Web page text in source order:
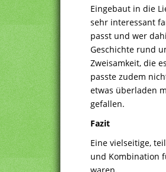
Eingebaut in die
sehr interessant
passt und wer
Geschichte rund
Zweisamkeit, die
passte zudem
etwas überladen
gefallen.
Fazit
Eine vielseitige,
und Kombination